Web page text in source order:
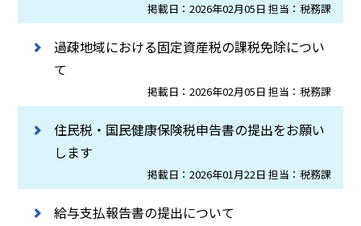
掲載日：2026年02月05日 担当：税務課
過疎地域における固定資産税の課税免除につい
て
掲載日：2026年02月05日 担当：税務課
住民税・国民健康保険税申告書の提出をお願い
します
掲載日：2026年01月22日 担当：税務課
給与支払報告書の提出について